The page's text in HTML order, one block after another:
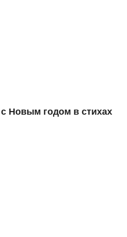
Новым годом в стихах